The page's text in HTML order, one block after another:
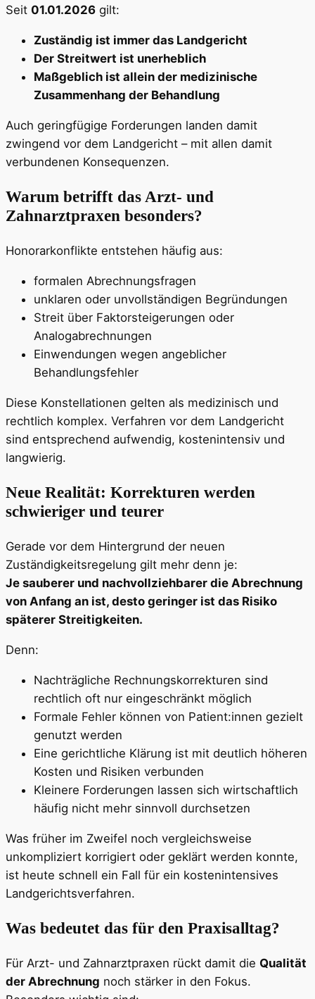
Seit 01.01.2026 gilt:
Zuständig ist immer das Landgericht
Der Streitwert ist unerheblich
Maßgeblich ist allein der medizinische
Zusammenhang der Behandlung
Auch geringfügige Forderungen landen damit
zwingend vor dem Landgericht – mit allen damit
verbundenen Konsequenzen.
Warum betrifft das Arzt- und
Zahnarztpraxen besonders?
Honorarkonflikte entstehen häufig aus:
formalen Abrechnungsfragen
unklaren oder unvollständigen Begründungen
Streit über Faktorsteigerungen oder
Analogabrechnungen
Einwendungen wegen angeblicher
Behandlungsfehler
Diese Konstellationen gelten als medizinisch und
rechtlich komplex. Verfahren vor dem Landgericht
sind entsprechend aufwendig, kostenintensiv und
langwierig.
Neue Realität: Korrekturen werden
schwieriger und teurer
Gerade vor dem Hintergrund der neuen
Zuständigkeitsregelung gilt mehr denn je:
Je sauberer und nachvollziehbarer die Abrechnung
von Anfang an ist, desto geringer ist das Risiko
späterer Streitigkeiten.
Denn:
Nachträgliche Rechnungskorrekturen sind
rechtlich oft nur eingeschränkt möglich
Formale Fehler können von Patient:innen gezielt
genutzt werden
Eine gerichtliche Klärung ist mit deutlich höheren
Kosten und Risiken verbunden
Kleinere Forderungen lassen sich wirtschaftlich
häufig nicht mehr sinnvoll durchsetzen
Was früher im Zweifel noch vergleichsweise
unkompliziert korrigiert oder geklärt werden konnte,
ist heute schnell ein Fall für ein kostenintensives
Landgerichtsverfahren.
Was bedeutet das für den Praxisalltag?
Für Arzt- und Zahnarztpraxen rückt damit die Qualität
der Abrechnung noch stärker in den Fokus.